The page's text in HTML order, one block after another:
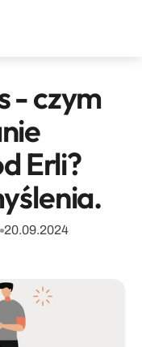
- czym
Erli?
20.09.2024